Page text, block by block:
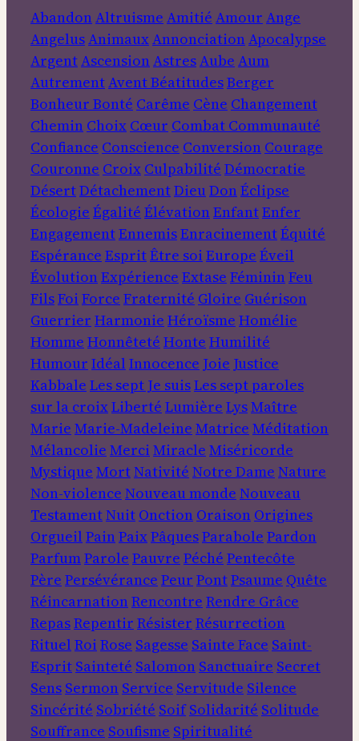
AbandonAltruisme Amitié Amour Ange
AngelusAnimauxAnnonciationApocalypse
ArgentAscensionAstresAube Aum
AutrementAventBéatitudesBerger
Bonheur Bonté Carême Cène Changement
Chemin Choix Cœur Combat Communauté
Confiance Conscience Conversion Courage
Couronne Croix Culpabilité Démocratie
DésertDétachementDieuDonÉclipse
Écologie Égalité ÉlévationEnfantEnfer
EngagementEnnemisEnracinementÉquité
Espérance EspritÊtre soi Europe Éveil
ÉvolutionExpérience Extase FémininFeu
FilsFoi Force Fraternité Gloire Guérison
Guerrier Harmonie Héroïsme Homélie
Homme Honnêteté Honte Humilité
Humour Idéal Innocence Joie Justice
Kabbale Les sept Je suisLes sept paroles
sur la croixLiberté Lumière LysMaître
Marie Marie-Madeleine Matrice Méditation
Mélancolie Merci Miracle Miséricorde
Mystique MortNativité Notre Dame Nature
Non-violence Nouveau monde Nouveau
TestamentNuit Onction Oraison Origines
Orgueil PainPaixPâquesParabole Pardon
ParfumParole Pauvre Péché Pentecôte
Père Persévérance Peur PontPsaume Quête
RéincarnationRencontre Rendre Grâce
RepasRepentir Résister Résurrection
Rituel Roi Rose Sagesse Sainte Face Saint-
Esprit Sainteté Salomon Sanctuaire Secret
Sens Sermon Service Servitude Silence
Sincérité Sobriété Soif Solidarité Solitude
Souffrance Soufisme Spiritualité